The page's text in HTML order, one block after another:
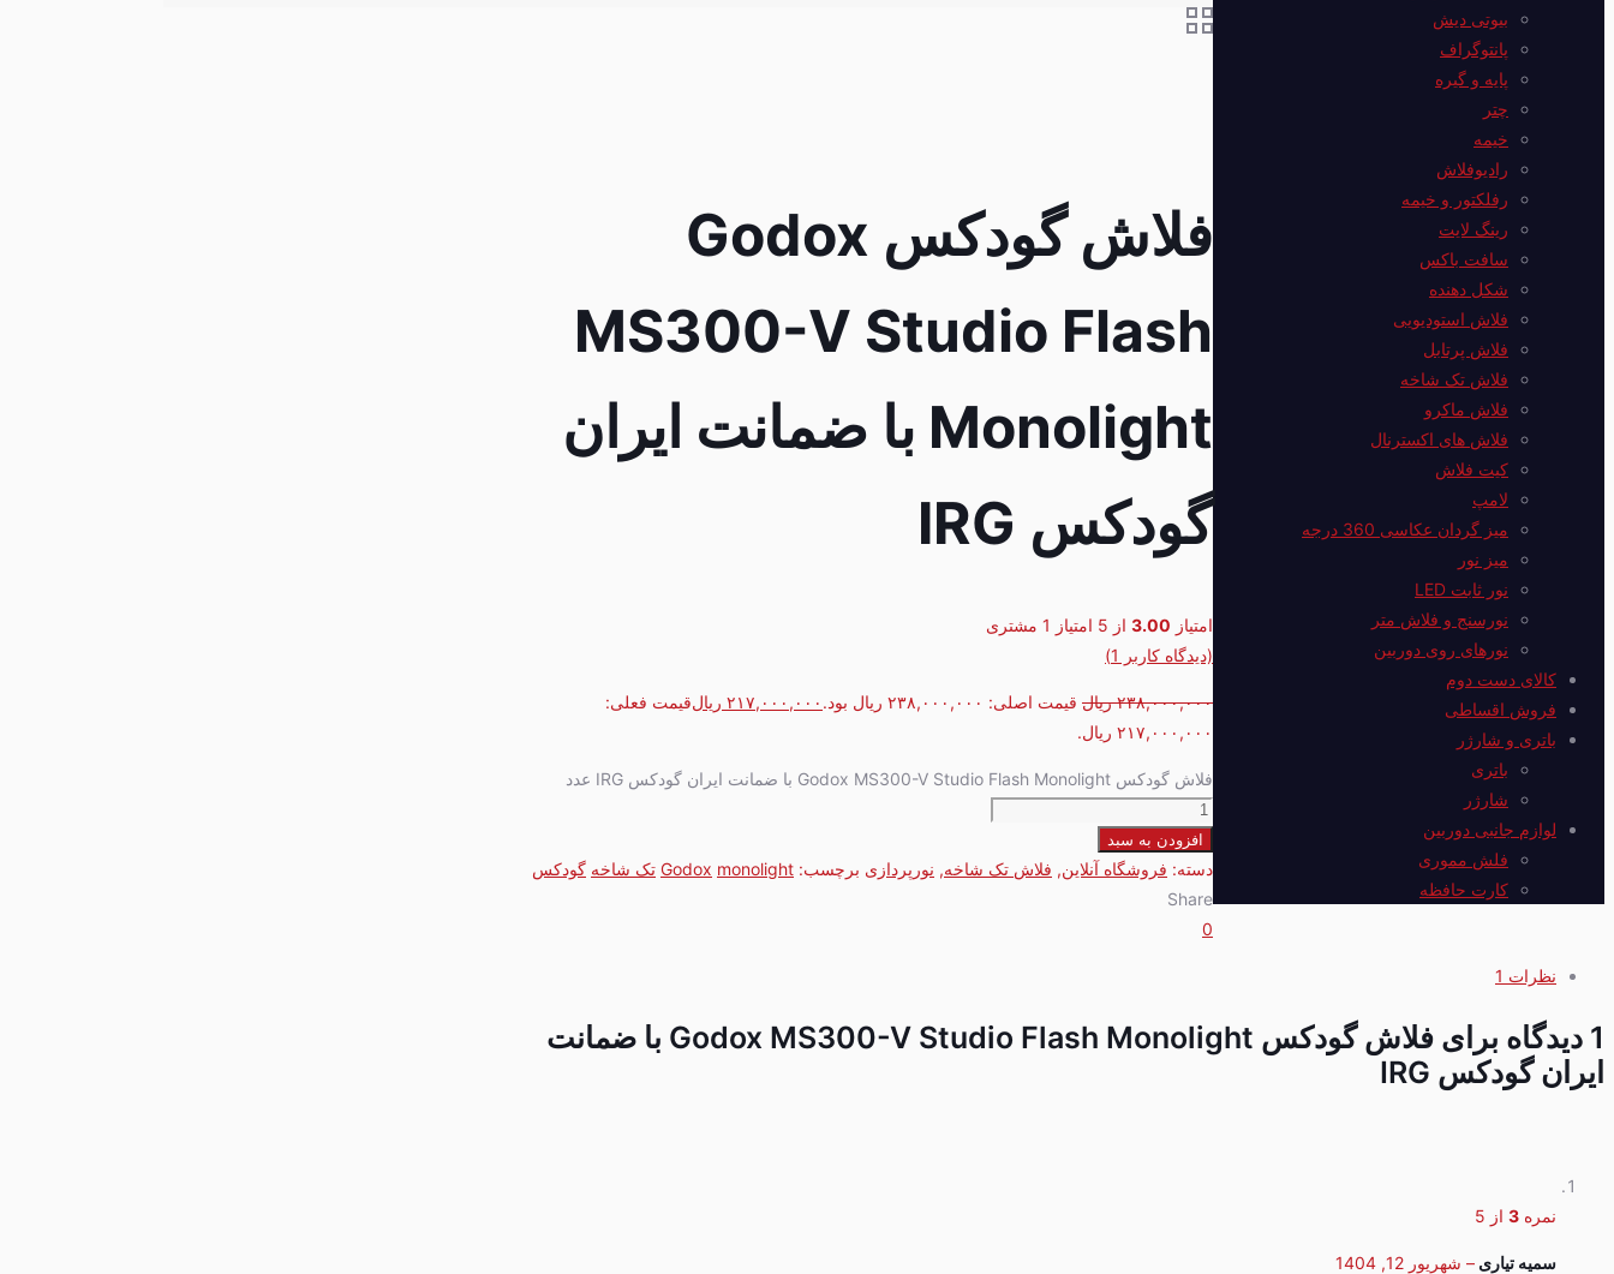
بیوتی دیش
پانتوگراف
پایه و گیره
چتر
خیمه
رادیوفلاش
رفلکتور و خیمه
رینگ لایت
سافت باکس
شکل دهنده
فلاش استودیویی
فلاش پرتابل
فلاش‌ تک شاخه
فلاش ماکرو
فلاش های اکسترنال
کیت فلاش
لامپ
میز گردان عکاسی 360 درجه
میز نور
نور ثابت LED
نورسنج و فلاش متر
نورهای روی دوربین
کالای دست دوم
فروش اقساطی
باتری و شارژر
باتری
شارژر
لوازم جانبی دوربین
فلش مموری
کارت حافظه
فلاش گودکس Godox
MS300-V Studio Flash
Monolight با ضمانت ایران
گودکس IRG
امتیاز 3.00 از 5 امتیاز 1 مشتری
(دیدگاه کاربر 1
)
۲۳۸,۰۰۰,۰۰۰ ریال قیمت اصلی: ۲۳۸,۰۰۰,۰۰۰ ریال بود. ۲۱۷,۰۰۰,۰۰۰ ریالقیمت فعلی:
۲۱۷,۰۰۰,۰۰۰ ریال.
فلاش گودکس Godox MS300-V Studio Flash Monolight با ضمانت ایران گودکس IRG عدد
افزودن به سبد
دسته: فروشگاه آنلاین, فلاش‌ تک شاخه, نورپردازی برچسب: Godox monolight تک شاخه گودکس
Share
0
نظرات 1
1 دیدگاه برای
فلاش گودکس Godox MS300-V Studio Flash Monolight با ضمانت
ایران گودکس IRG
نمره 3 از 5
سمیه تیاری – شهریور 12, 1404